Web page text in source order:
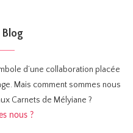
d’une collaboration placée
Mais comment sommes nous
Carnets de Mélyiane ?
nous ?